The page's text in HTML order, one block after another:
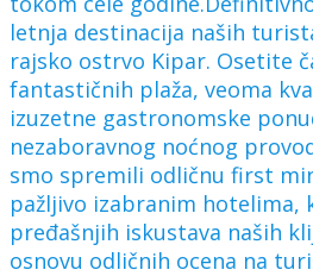
letnja destinacija naših
rajsko ostrvo Kipar. Osetite
fantastičnih plaža, veoma
izuzetne gastronomske
nezaboravnog noćnog
smo spremili odličnu first
pažljivo izabranim hotelima,
pređašnjih iskustava naših
osnovu odličnih ocena na